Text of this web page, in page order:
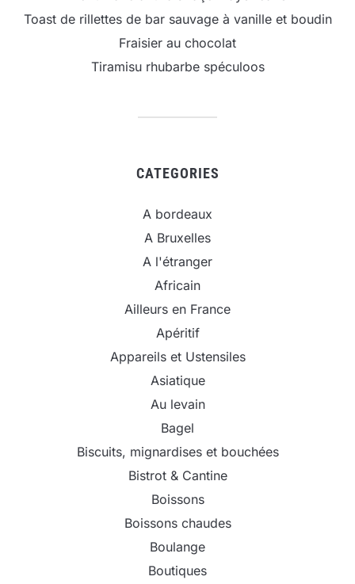
Toast de rillettes de bar sauvage à vanille et boudin
Fraisier au chocolat
Tiramisu rhubarbe spéculoos
CATEGORIES
A bordeaux
A Bruxelles
A l'étranger
Africain
Ailleurs en France
Apéritif
Appareils et Ustensiles
Asiatique
Au levain
Bagel
Biscuits, mignardises et bouchées
Bistrot & Cantine
Boissons
Boissons chaudes
Boulange
Boutiques